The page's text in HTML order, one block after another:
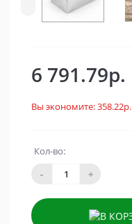
6 791.79р.
Вы экономите:358.22р.
Кол-во:
-
+